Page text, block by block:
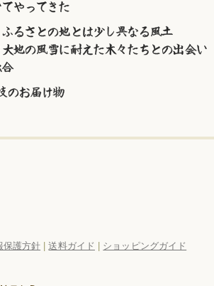
やってきた
るさとの地とは少し異なる風土
地の風雪に耐えた木々たちとの出会い
合
のお届け物
保護方針 |送料ガイド ショッピングガイド